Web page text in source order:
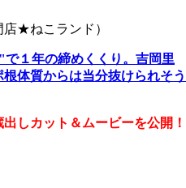
★ねこランド）
１年の締めくくり。吉岡里
体質からは当分抜けられそう
しカット＆ムービーを公開！